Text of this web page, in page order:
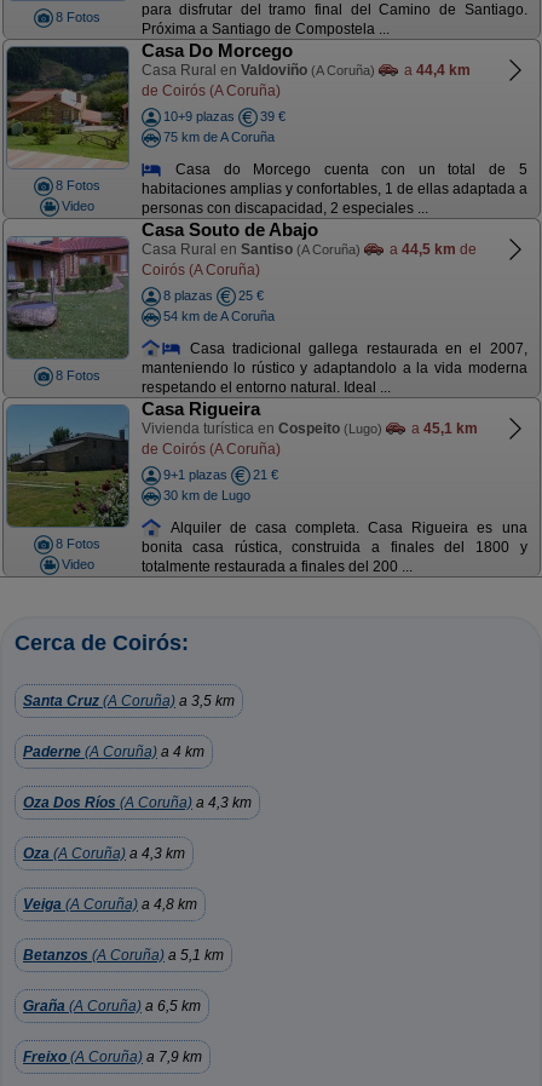
8 Fotos
para disfrutar del tramo final del Camino de Santiago.
Próxima a Santiago de Compostela ...
8 Fotos
Video
Casa Do Morcego
Casa Rural en Valdoviño (A Coruña) a 44,4 km
de Coirós (A Coruña)
10+9 plazas
39 €
75 km de A Coruña
Casa do Morcego cuenta con un total de 5
habitaciones amplias y confortables, 1 de ellas adaptada a
personas con discapacidad, 2 especiales ...
8 Fotos
Casa Souto de Abajo
Casa Rural en Santiso (A Coruña) a 44,5 km de
Coirós (A Coruña)
8 plazas
25 €
54 km de A Coruña
Casa tradicional gallega restaurada en el 2007,
manteniendo lo rústico y adaptandolo a la vida moderna
respetando el entorno natural. Ideal ...
8 Fotos
Video
Casa Rigueira
Vivienda turística en Cospeito (Lugo) a 45,1 km
de Coirós (A Coruña)
9+1 plazas
21 €
30 km de Lugo
Alquiler de casa completa. Casa Rigueira es una
bonita casa rústica, construida a finales del 1800 y
totalmente restaurada a finales del 200 ...
Cerca de Coirós:
Santa Cruz (A Coruña) a 3,5 km
Paderne (A Coruña) a 4 km
Oza Dos Ríos (A Coruña) a 4,3 km
Oza (A Coruña) a 4,3 km
Veiga (A Coruña) a 4,8 km
Betanzos (A Coruña) a 5,1 km
Graña (A Coruña) a 6,5 km
Freixo (A Coruña) a 7,9 km